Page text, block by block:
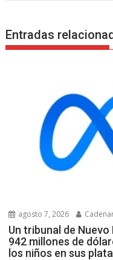
Entradas
agosto 7, 2026
Un tribunal de
942 millones de
los niños en sus